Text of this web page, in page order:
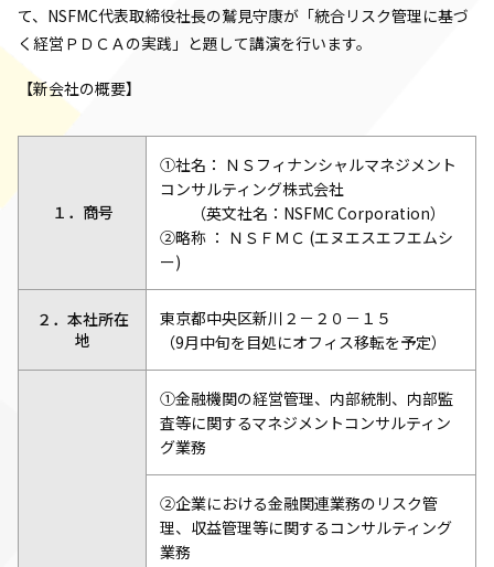
て、NSFMC代表取締役社長の鷲見守康が「統合リスク管理に基づ
く経営ＰＤＣＡの実践」と題して講演を行います。
【新会社の概要】
１．商号
①社名： ＮＳフィナンシャルマネジメント
コンサルティング株式会社
（英文社名：NSFMC Corporation）
②略称 ： ＮＳＦＭＣ (エヌエスエフエムシ
ー)
２．本社所在
地
東京都中央区新川２－２０－１５
（9月中旬を目処にオフィス移転を予定）
①金融機関の経営管理、内部統制、内部監
査等に関するマネジメントコンサルティン
グ業務
②企業における金融関連業務のリスク管
理、収益管理等に関するコンサルティング
業務